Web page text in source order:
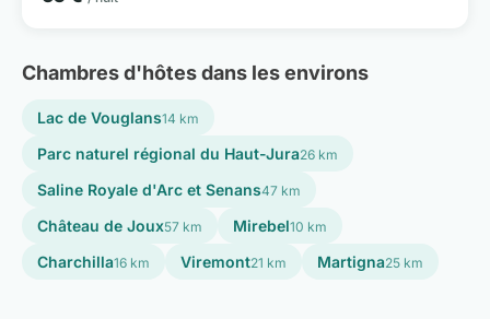
Chambres d'hôtes dans les environs
Lac de Vouglans14 km
Parc naturel régional du Haut-Jura26 km
Saline Royale d'Arc et Senans47 km
Château de Joux57 km Mirebel10 km
Charchilla16 km Viremont21 km Martigna25 km